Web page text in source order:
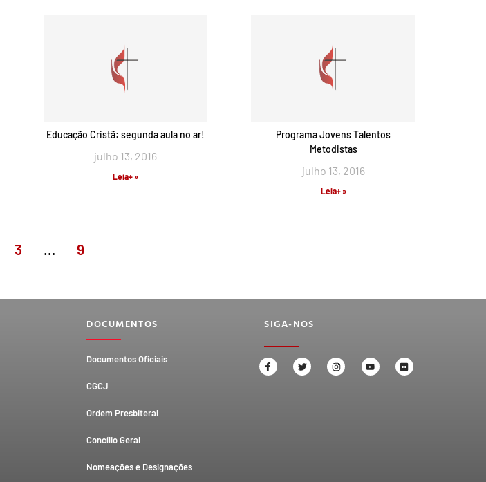
Educação Cristã: segunda aula no ar!
julho 13, 2016
Leia+ »
Programa Jovens Talentos
Metodistas
julho 13, 2016
Leia+ »
3 … 9
DOCUMENTOS
Documentos Oficiais
CGCJ
Ordem Presbiteral
Concílio Geral
Nomeações e Designações
SIGA-NOS